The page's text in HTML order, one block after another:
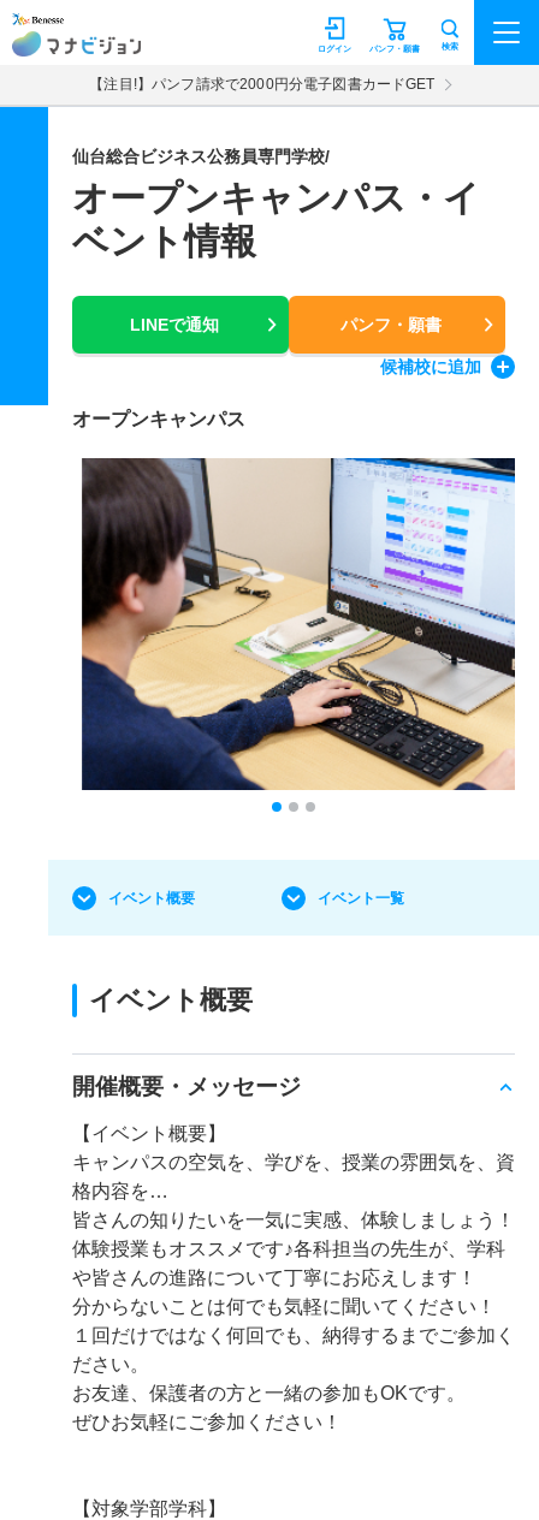
マナビジョン パンフ・願書
ログイン 検索
【注目!】パンフ請求で2000円分電子図書カードGET
仙台総合ビジネス公務員専門学校/
オープンキャンパス・イ
ベント情報
LINEで通知 パンフ・願書
候補校に追加
オープンキャンパス
イベント概要 イベント一覧
イベント概要
開催概要・メッセージ
【イベント概要】
キャンパスの空気を、学びを、授業の雰囲気を、資
格内容を…
皆さんの知りたいを一気に実感、体験しましょう！
体験授業もオススメです♪各科担当の先生が、学科
や皆さんの進路について丁寧にお応えします！
分からないことは何でも気軽に聞いてください！
１回だけではなく何回でも、納得するまでご参加く
ださい。
お友達、保護者の方と一緒の参加もOKです。
ぜひお気軽にご参加ください！
【対象学部学科】